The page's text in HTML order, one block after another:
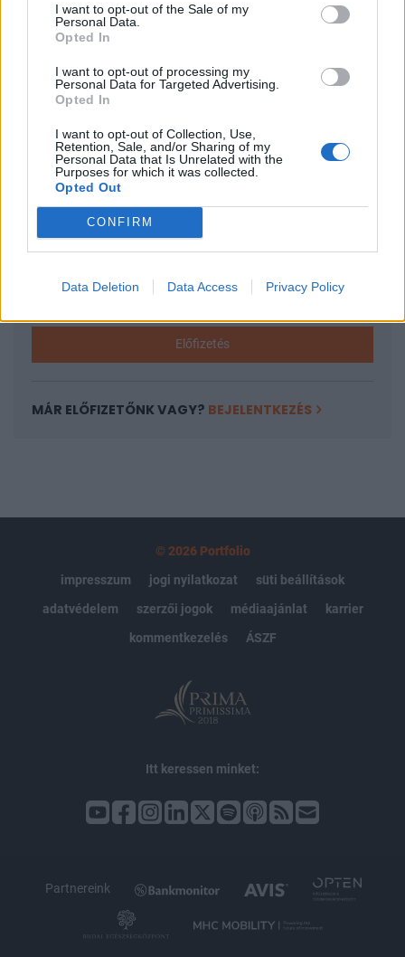
I want to opt-out of the Sale of my
Personal Data.
Opted In
I want to opt-out of processing my
Personal Data for Targeted Advertising.
Opted In
I want to opt-out of Collection, Use,
Retention, Sale, and/or Sharing of my
Personal Data that Is Unrelated with the
Purposes for which it was collected.
Opted Out
CONFIRM
Data Deletion Data Access Privacy Policy
felszólítása ellenére sem volt hajlandó lemondani az egy
éve megszerzett elnöki pozíciójáról. A helyzetet
A keresett cikk a portfolio.hu hírarchívumához
tartozik, melynek olvasása előfizetéses
regisztrációhoz kötött.
Az előfizetés a következőket tartalmazza:
Portfolio.hu teljes cikkarchívum
Kötéslisták: BÉT elmúlt 2 év napon belüli
Előfizetés
MÁR ELŐFIZETŐNK VAGY? BEJELENTKEZÉS
© 2026 Portfolio
impresszum
jogi nyilatkozat
süti beállítások
adatvédelem
szerzői jogok médiaajánlat
karrier
kommentkezelés
ÁSZF
Itt keressen minket:
Partnereink